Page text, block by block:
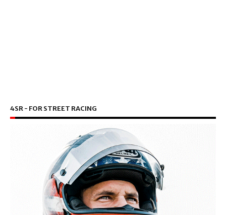
4SR - FOR STREET RACING